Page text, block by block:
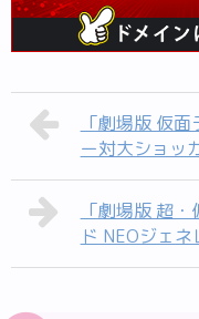
「劇場版 仮
ー対大ショッ
「劇場版 超
ド NEOジェ